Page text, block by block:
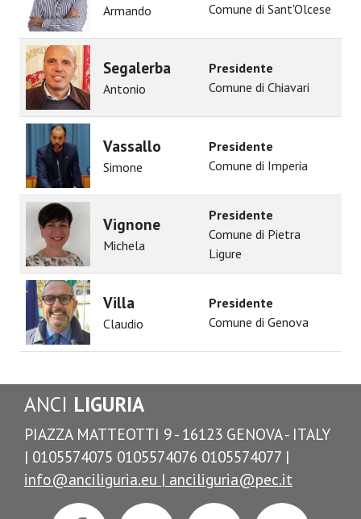
Armando
Comune di Sant'Olcese
Segalerba
Antonio
Presidente
Comune di Chiavari
Vassallo
Simone
Presidente
Comune di Imperia
Vignone
Michela
Presidente
Comune di Pietra
Ligure
Villa
Claudio
Presidente
Comune di Genova
ANCI LIGURIA
PIAZZA MATTEOTTI 9 - 16123 GENOVA - ITALY
| 0105574075 0105574076 0105574077 |
info@anciliguria.eu | anciliguria@pec.it